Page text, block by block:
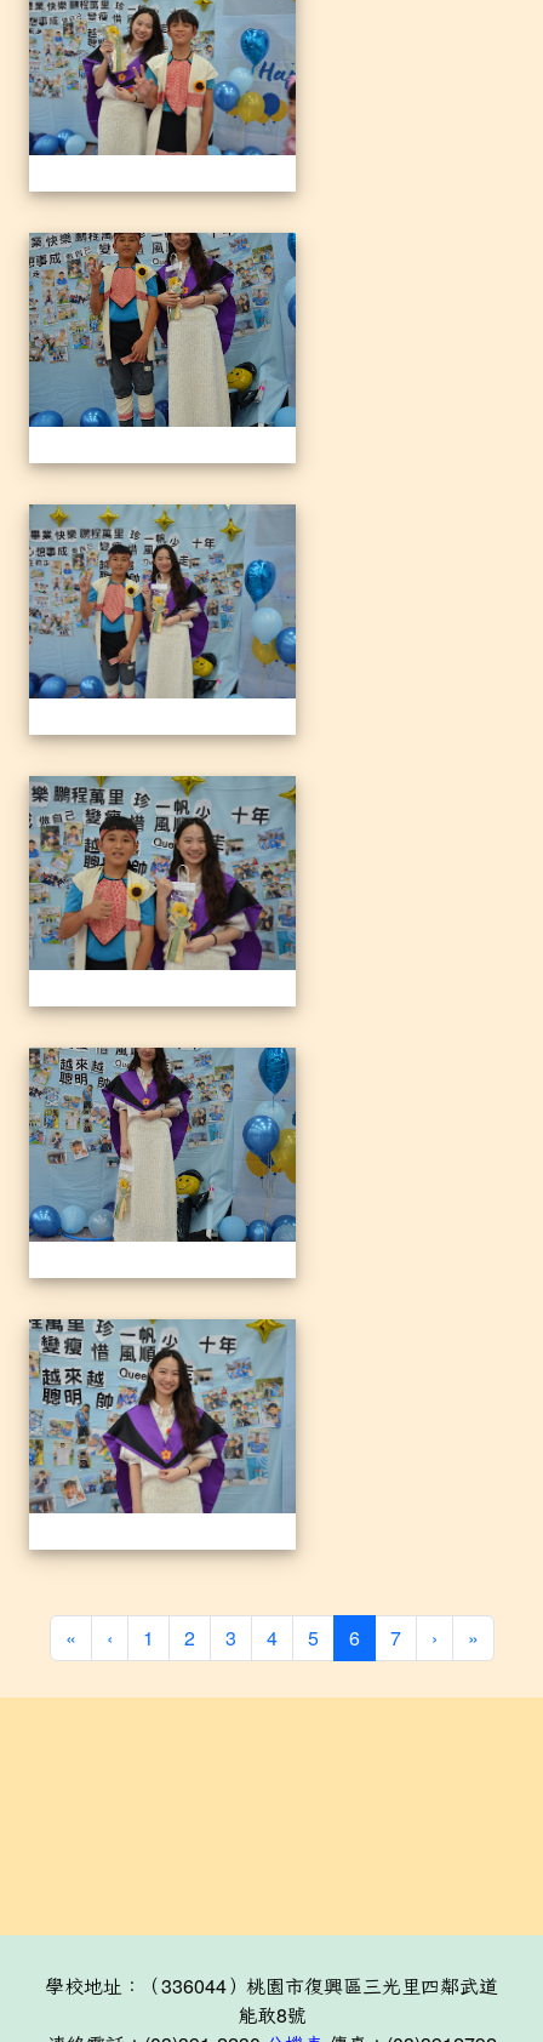
1140612三光國小79屆暨附
1140612三光國小79屆暨附
1140612三光國小79屆暨附
1140612三光國小79屆暨附
1140612三光國小79屆暨附
« ‹ 1 2 3 4 5 6(current)
7 › »
學校地址：（336044）桃園市復興區三光里四鄰武道
能敢8號